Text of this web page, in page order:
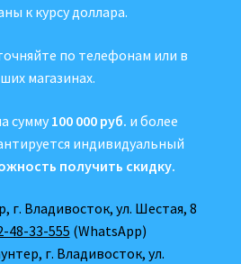
к курсу доллара.
по телефонам или в
магазинах.
сумму 100 000 руб. и более
индивидуальный
получить скидку.
г. Владивосток, ул. Шестая, 8
48-33-555 (WhatsApp)
г. Владивосток, ул.